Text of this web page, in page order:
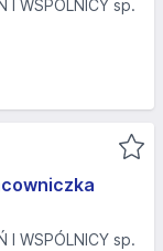
I WSPÓLNICY sp.
I WSPÓLNICY sp.